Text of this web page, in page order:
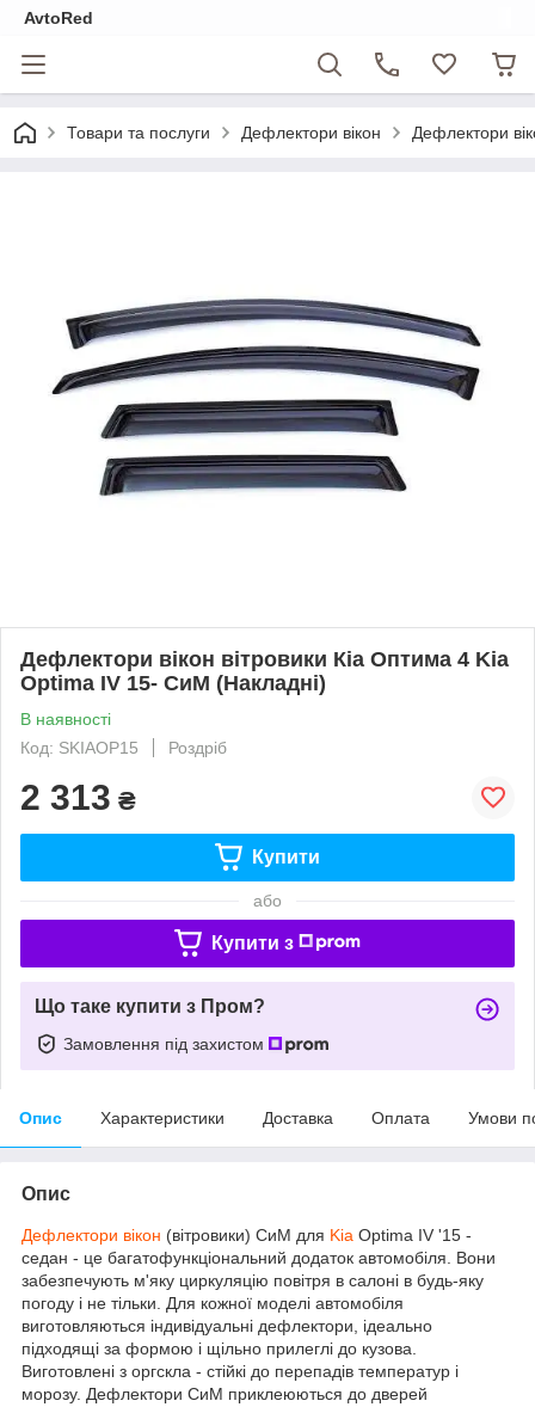
AvtoRed
Товари та послуги Дефлектори вікон Дефлектори
Дефлектори вікон вітровики Кіа Оптима 4 Kia
Optima IV 15- СиМ (Накладні)
В наявності
Код: SKIAOP15
Роздріб
2 313 ₴
Купити
або
Купити з
Що таке купити з Пром?
Замовлення під захистом
Опис Характеристики Доставка Оплата Умови
Опис
Дефлектори вікон (вітровики) СиМ для Kia Optima IV '15 -
седан - це багатофункціональний додаток автомобіля. Вони
забезпечують м'яку циркуляцію повітря в салоні в будь-яку
погоду і не тільки. Для кожної моделі автомобіля
виготовляються індивідуальні дефлектори, ідеально
підходящі за формою і щільно прилеглі до кузова.
Виготовлені з оргскла - стійкі до перепадів температур і
морозу. Дефлектори СиМ приклеюються до дверей